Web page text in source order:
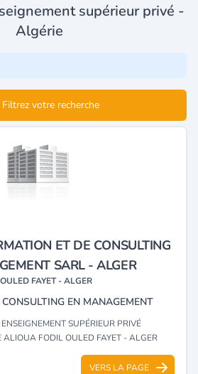
supérieur privé -
Algérie
Filtrez votre recherche
ET DE CONSULTING
SARL - ALGER
OULED FAYET - ALGER
EN MANAGEMENT
ENSEIGNEMENT SUPÉRIEUR PRIVÉ
ALIOUA FODIL OULED FAYET - ALGER
VERS LA PAGE